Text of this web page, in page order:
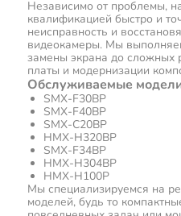
Независимо от проблемы,
квалификацией быстро и
неисправность и
видеокамеры. Мы
замены экрана до сложных
платы и модернизации
Обслуживаемые
SMX-F30BP
SMX-F40BP
SMX-C20BP
HMX-H320BP
SMX-F34BP
HMX-H304BP
HMX-H100P
Мы специализируемся на
моделей, будь то